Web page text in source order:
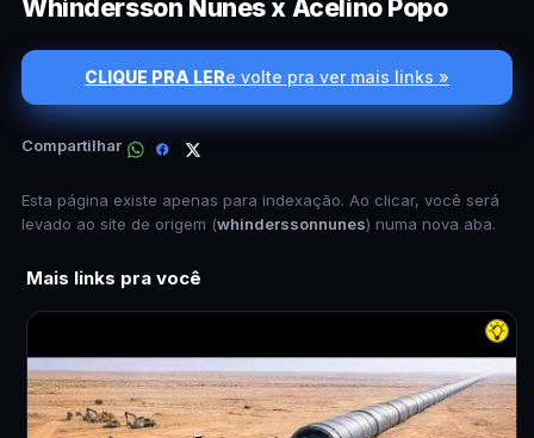
Whindersson Nunes x Acelino Popó
CLIQUE PRA LERe volte pra ver mais links »
Compartilhar
Esta página existe apenas para indexação. Ao clicar, você será
levado ao site de origem (whinderssonnunes) numa nova aba.
Mais links pra você